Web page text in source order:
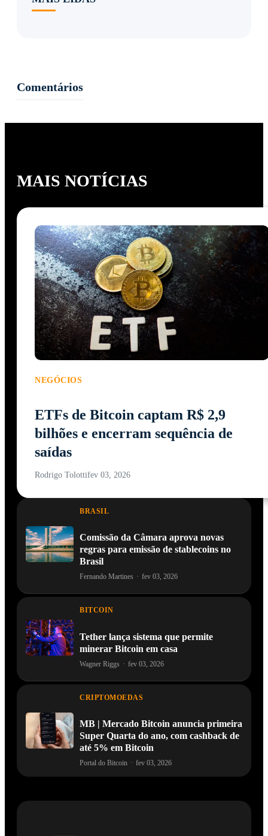
Comentários
MAIS NOTÍCIAS
NEGÓCIOS
ETFs de Bitcoin captam R$ 2,9
bilhões e encerram sequência de
saídas
Rodrigo Tolottifev 03, 2026
BRASIL
Comissão da Câmara aprova novas
regras para emissão de stablecoins no
Brasil
Fernando Martines · fev 03, 2026
BITCOIN
Tether lança sistema que permite
minerar Bitcoin em casa
Wagner Riggs · fev 03, 2026
CRIPTOMOEDAS
MB | Mercado Bitcoin anuncia primeira
Super Quarta do ano, com cashback de
até 5% em Bitcoin
Portal do Bitcoin · fev 03, 2026